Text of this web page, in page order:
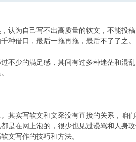
认为自己写不出高质量的软文，不能投
种借口，最后一拖再拖，最后不了了之。
少的满足感，其间有过多种迷茫和混
实写软文和文采没有直接的关系，咱
是在网上泡的，很少也见过谩骂和人身
文写作的技巧和方法。